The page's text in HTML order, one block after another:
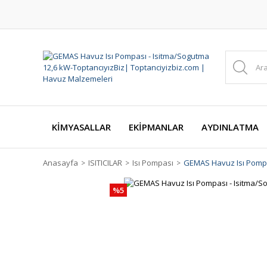
KİMYASALLAR EKİPMANLAR AYDINLATMA
Anasayfa ISITICILAR Isı Pompası GEMAS Havuz Isı
%5